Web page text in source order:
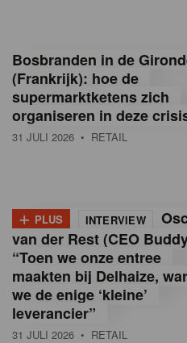
Bosbranden in de
(Frankrijk): hoe de
supermarktketens zich
organiseren in deze
31 JULI 2026 • RETAIL
+ PLUS INTERVIEW
van der Rest (CEO
“Toen we onze entree
maakten bij Delhaize,
we de enige ‘kleine’
leverancier”
31 JULI 2026 • RETAIL